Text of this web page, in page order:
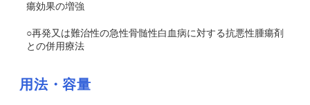
瘍効果の増強
○再発又は難治性の急性骨髄性白血病に対する抗悪性腫瘍剤
との併用療法
用法・容量